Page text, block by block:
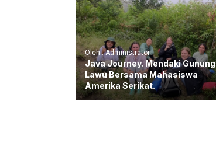
Oleh : Administrator
Java Journey. Mendaki Gunung
Lawu Bersama Mahasiswa
Amerika Serikat.